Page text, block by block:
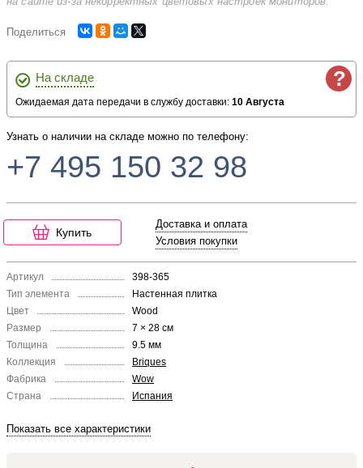
Поделиться
?
На складе
Ожидаемая дата передачи в службу доставки: 10 Августа
Узнать о наличии на складе можно по телефону:
+7 495 150 32 98
Купить
Доставка и оплата
Условия покупки
Артикул
398-365
Тип элемента
Настенная плитка
Цвет
Wood
Размер
7 × 28 см
Толщина
9.5 мм
Коллекция
Briques
Фабрика
Wow
Страна
Испания
Показать все характеристики